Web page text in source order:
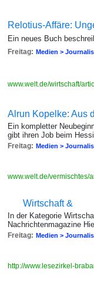
Relotius-Affäre:
Ein neues Buch
Freitag: Medien >
www.welt.de/wirtschaft/
Alrun Kopelke: Aus
Ein kompletter
gibt ihren Job beim
Freitag: Medien >
www.welt.de/
Wirtschaft &
In der Kategorie
Nachrichtenmagazine
Freitag: Medien >
http://www.lesezirkel-